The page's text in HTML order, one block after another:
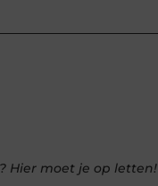
Hier moet je op letten!